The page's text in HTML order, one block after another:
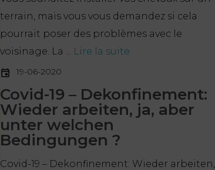
terrain, mais vous vous demandez si cela
pourrait poser des problèmes avec le
voisinage. La ... Lire la suite
19-06-2020
Covid-19 – Dekonfinement:
Wieder arbeiten, ja, aber
unter welchen
Bedingungen ?
Covid-19 – Dekonfinement: Wieder arbeiten,